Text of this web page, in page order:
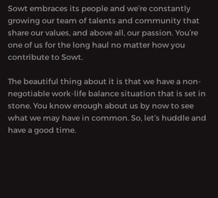
Sowt embraces its people and we’re constantly
growing our team of talents and community that
share our values, and above all, our passion. You’re
one of us for the long haul no matter how you
contribute to Sowt.
The beautiful thing about it is that we have a non-
negotiable work-life balance situation that is set in
stone. You know enough about us by now to see
what we may have in common. So, let’s huddle and
have a good time.